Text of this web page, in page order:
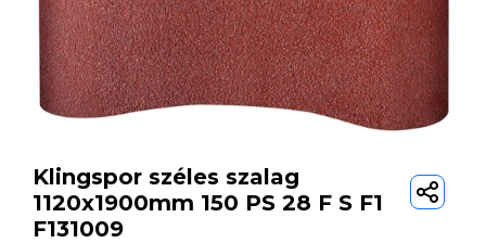
Klingspor széles szalag
1120x1900mm 150 PS 28 F S F1
F131009